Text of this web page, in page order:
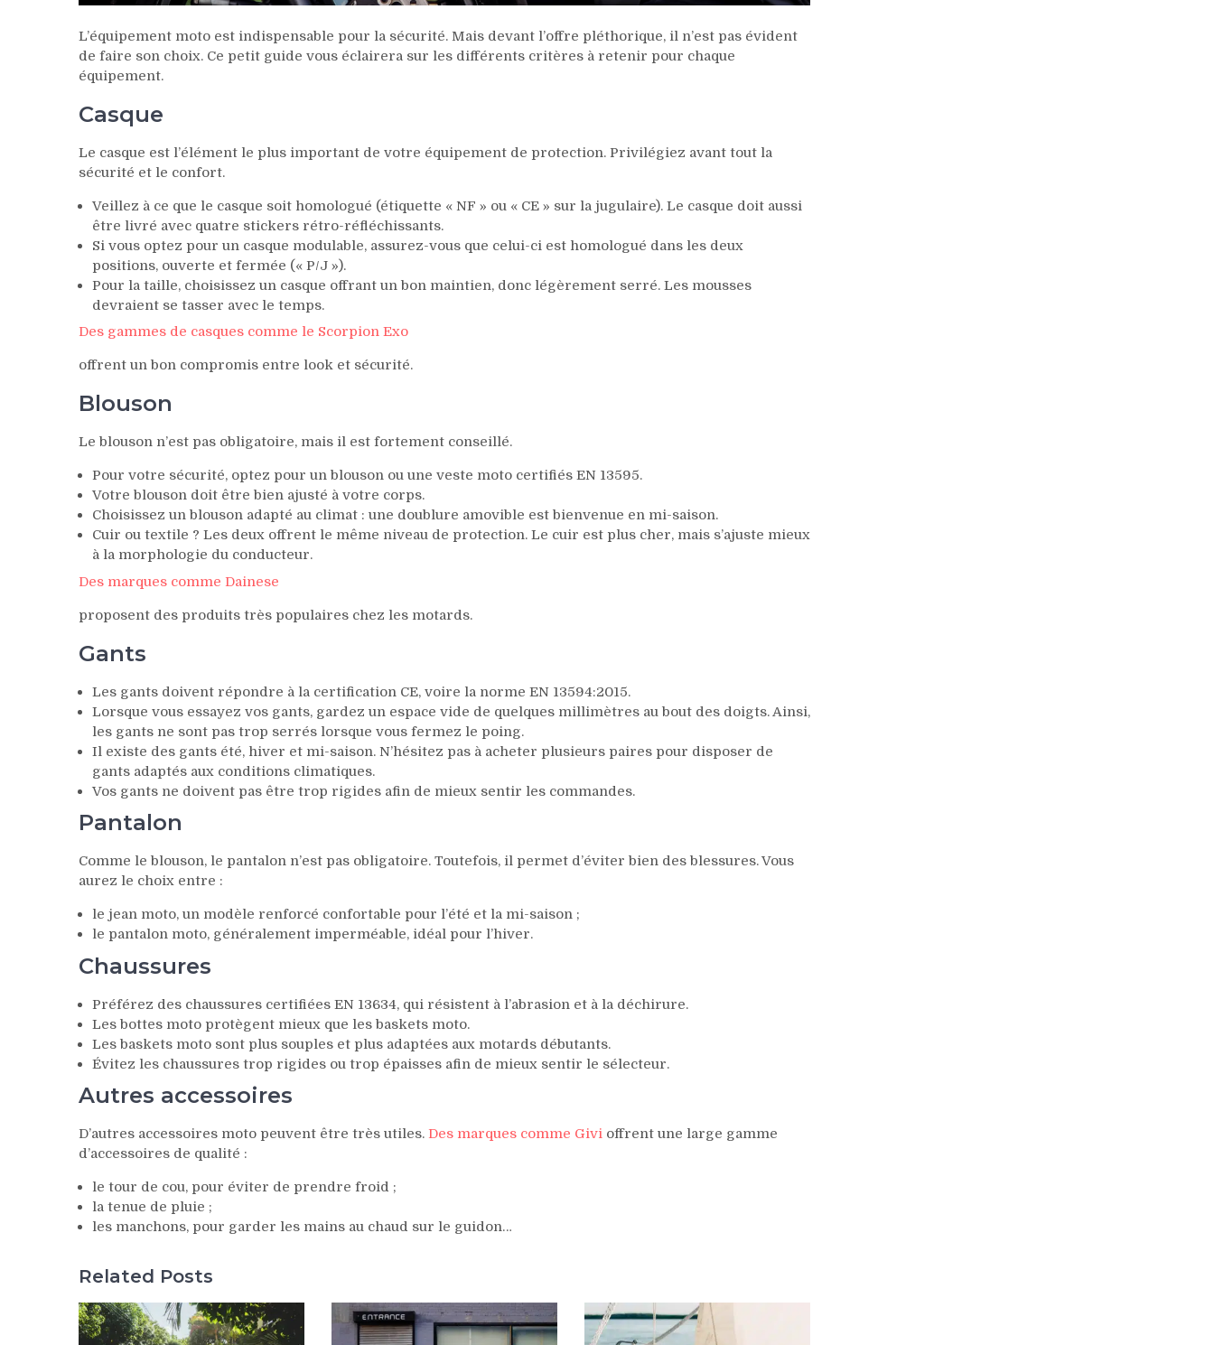
L’équipement moto est indispensable pour la sécurité. Mais devant l’offre pléthorique, il n’est pas évident
de faire son choix. Ce petit guide vous éclairera sur les différents critères à retenir pour chaque
équipement.
Casque
Le casque est l’élément le plus important de votre équipement de protection. Privilégiez avant tout la
sécurité et le confort.
Veillez à ce que le casque soit homologué (étiquette « NF » ou « CE » sur la jugulaire). Le casque doit aussi
être livré avec quatre stickers rétro-réfléchissants.
Si vous optez pour un casque modulable, assurez-vous que celui-ci est homologué dans les deux
positions, ouverte et fermée (« P/J »).
Pour la taille, choisissez un casque offrant un bon maintien, donc légèrement serré. Les mousses
devraient se tasser avec le temps.
Des gammes de casques comme le Scorpion Exo
offrent un bon compromis entre look et sécurité.
Blouson
Le blouson n’est pas obligatoire, mais il est fortement conseillé.
Pour votre sécurité, optez pour un blouson ou une veste moto certifiés EN 13595.
Votre blouson doit être bien ajusté à votre corps.
Choisissez un blouson adapté au climat : une doublure amovible est bienvenue en mi-saison.
Cuir ou textile ? Les deux offrent le même niveau de protection. Le cuir est plus cher, mais s’ajuste mieux
à la morphologie du conducteur.
Des marques comme Dainese
proposent des produits très populaires chez les motards.
Gants
Les gants doivent répondre à la certification CE, voire la norme EN 13594:2015.
Lorsque vous essayez vos gants, gardez un espace vide de quelques millimètres au bout des doigts. Ainsi,
les gants ne sont pas trop serrés lorsque vous fermez le poing.
Il existe des gants été, hiver et mi-saison. N’hésitez pas à acheter plusieurs paires pour disposer de
gants adaptés aux conditions climatiques.
Vos gants ne doivent pas être trop rigides afin de mieux sentir les commandes.
Pantalon
Comme le blouson, le pantalon n’est pas obligatoire. Toutefois, il permet d’éviter bien des blessures. Vous
aurez le choix entre :
le jean moto, un modèle renforcé confortable pour l’été et la mi-saison ;
le pantalon moto, généralement imperméable, idéal pour l’hiver.
Chaussures
Préférez des chaussures certifiées EN 13634, qui résistent à l’abrasion et à la déchirure.
Les bottes moto protègent mieux que les baskets moto.
Les baskets moto sont plus souples et plus adaptées aux motards débutants.
Évitez les chaussures trop rigides ou trop épaisses afin de mieux sentir le sélecteur.
Autres accessoires
D’autres accessoires moto peuvent être très utiles. Des marques comme Givi offrent une large gamme
d’accessoires de qualité :
le tour de cou, pour éviter de prendre froid ;
la tenue de pluie ;
les manchons, pour garder les mains au chaud sur le guidon…
Related Posts